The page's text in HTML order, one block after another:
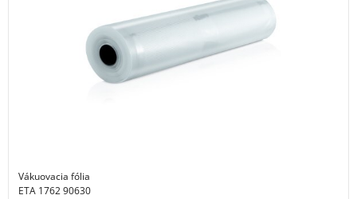
Vákuovacia fólia
ETA 1762 90630